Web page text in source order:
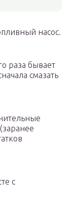
насос.
раза бывает
смазать
с